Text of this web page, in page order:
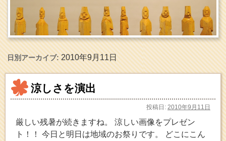
日別アーカイブ:2010年9月11日
涼しさを演出
投稿日: 2010年9月11日
厳しい残暑が続きますね。 涼しい画像をプレゼン
ト！！ 今日と明日は地域のお祭りです。 どこにこん